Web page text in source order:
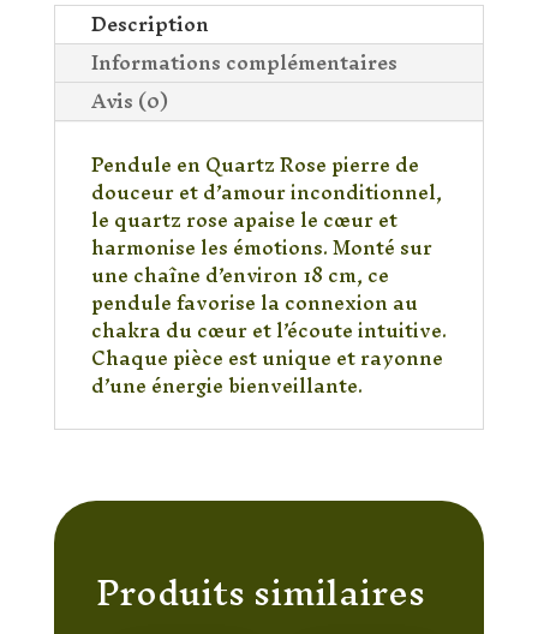
Description
Informations complémentaires
Avis (0)
Pendule en Quartz Rose pierre de
douceur et d’amour inconditionnel,
le quartz rose apaise le cœur et
harmonise les émotions. Monté sur
une chaîne d’environ 18 cm, ce
pendule favorise la connexion au
chakra du cœur et l’écoute intuitive.
Chaque pièce est unique et rayonne
d’une énergie bienveillante.
Produits similaires